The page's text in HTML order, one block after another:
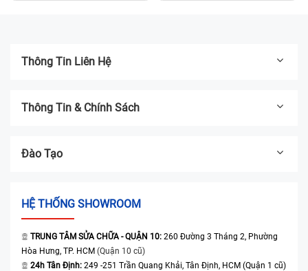
Thông Tin Liên Hệ
Thông Tin & Chính Sách
Đào Tạo
HỆ THỐNG SHOWROOM
TRUNG TÂM SỬA CHỮA - QUẬN 10: 260 Đường 3 Tháng 2, Phường
Hòa Hưng, TP. HCM (Quận 10 cũ)
24h Tân Định: 249 -251 Trần Quang Khải, Tân Định, HCM (Quận 1 cũ)